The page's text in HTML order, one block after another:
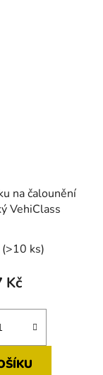
na čalounění
VehiClass
(>10 ks)
Kč